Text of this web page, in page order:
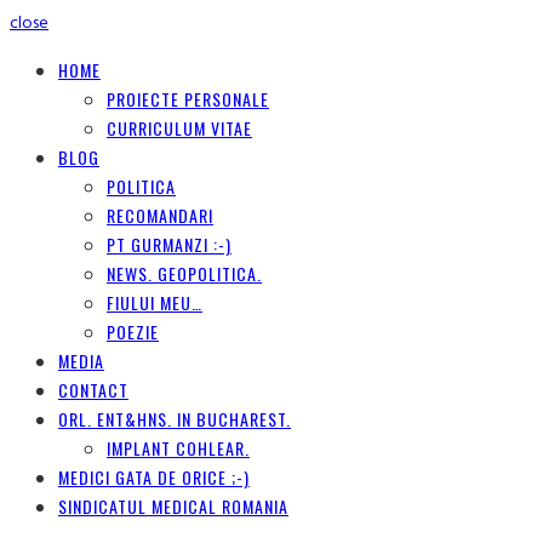
close
HOME
PROIECTE PERSONALE
CURRICULUM VITAE
BLOG
POLITICA
RECOMANDARI
PT GURMANZI :-)
NEWS. GEOPOLITICA.
FIULUI MEU…
POEZIE
MEDIA
CONTACT
ORL. ENT&HNS. IN BUCHAREST.
IMPLANT COHLEAR.
MEDICI GATA DE ORICE ;-)
SINDICATUL MEDICAL ROMANIA